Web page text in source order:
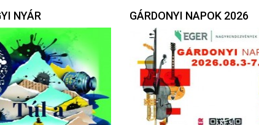
NYÁR GÁRDONYI NAPOK 2026